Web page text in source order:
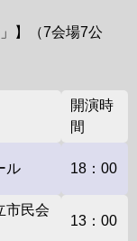
】（7会場7公
開演時
間
ル 18：00
市民会
13：00